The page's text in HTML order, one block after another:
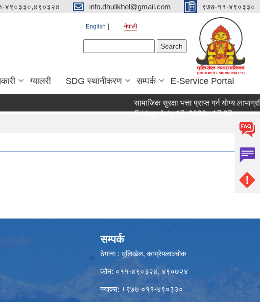
४९०३३०,४९०३२४ info.dhulikhel@gmail.com ९७७-११-४९०३३०
English नेपाली
ग्यालरी SDG स्थानीकरण सम्पर्क E-Service Portal
सामाजिक सुरक्षा भत्ता प्राप्त गर्न योग्य
Friday, July 17, 2026 - 17:07
सम्पर्क
ठेगाना : धुलिखेल, काभ्रेपलाञ्चोक
फोन: ०११-४९०३२४, ४९०७२४
फ्याक्स: +९७७ ०११-४९०३३०